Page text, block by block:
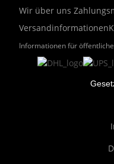
Wir über uns
Versandinformationen
Informationen für